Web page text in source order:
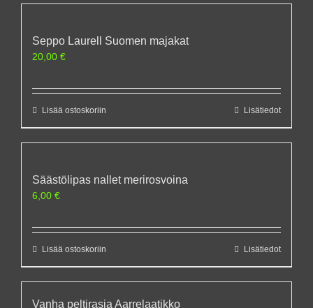
Seppo Laurell Suomen majakat
20,00 €
Lisää ostoskoriin Lisätiedot
Säästölipas nallet merirosvoina
6,00 €
Lisää ostoskoriin Lisätiedot
Vanha peltirasia Aarrelaatikko